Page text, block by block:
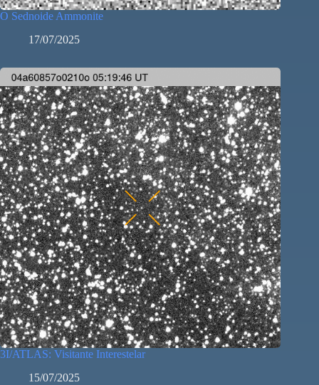
O Sednoide Ammonite
17/07/2025
3I/ATLAS: Visitante Interestelar
15/07/2025